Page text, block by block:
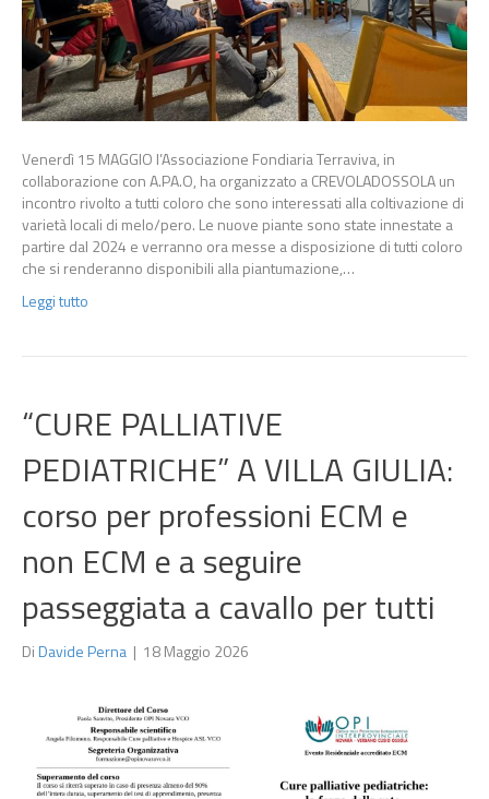
Venerdì 15 MAGGIO l’Associazione Fondiaria Terraviva, in
collaborazione con A.PA.O, ha organizzato a CREVOLADOSSOLA un
incontro rivolto a tutti coloro che sono interessati alla coltivazione di
varietà locali di melo/pero. Le nuove piante sono state innestate a
partire dal 2024 e verranno ora messe a disposizione di tutti coloro
che si renderanno disponibili alla piantumazione,…
Leggi tutto
“CURE PALLIATIVE
PEDIATRICHE” A VILLA GIULIA:
corso per professioni ECM e
non ECM e a seguire
passeggiata a cavallo per tutti
DiDavide Perna | 18 Maggio 2026